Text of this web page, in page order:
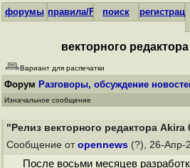
форумы правила/FAQпоиск
векторного
Вариант для распечатки
Форум Разговоры, обсуждение
Изначальное сообщение
"Релиз векторного редактора Akira
Сообщение от opennews (?), 26-Апр-
После восьми месяцев